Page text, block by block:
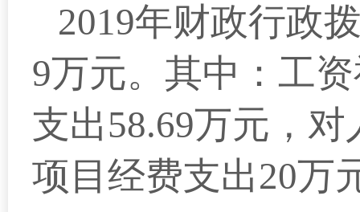
2019年财政行政
9万元。其中：工
支出58.69万元，
项目经费支出20万